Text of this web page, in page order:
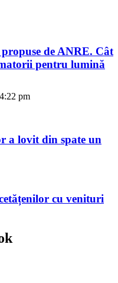
de ANRE. Cât
pentru lumină
pm
a lovit din spate un
cu venituri